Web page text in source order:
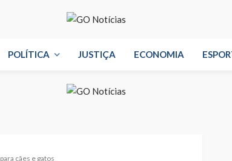
POLÍTICA JUSTIÇA ECONOMIA
cães e gatos